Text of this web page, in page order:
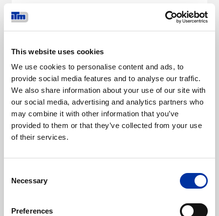
This website uses cookies
We use cookies to personalise content and ads, to
provide social media features and to analyse our traffic.
We also share information about your use of our site with
our social media, advertising and analytics partners who
may combine it with other information that you’ve
provided to them or that they’ve collected from your use
of their services.
Selection
Necessary
Preferences
Ottenute mediante processo di forgiatura o
dell'impiego
Disponibili nelle versioni standard o per
impieghi gravosi
Angoli smussati disponibili su richiesta
Disponibili con fori scarica fango per
rimuovere l'eccesso di materiale ed evitarne
l'accumulo